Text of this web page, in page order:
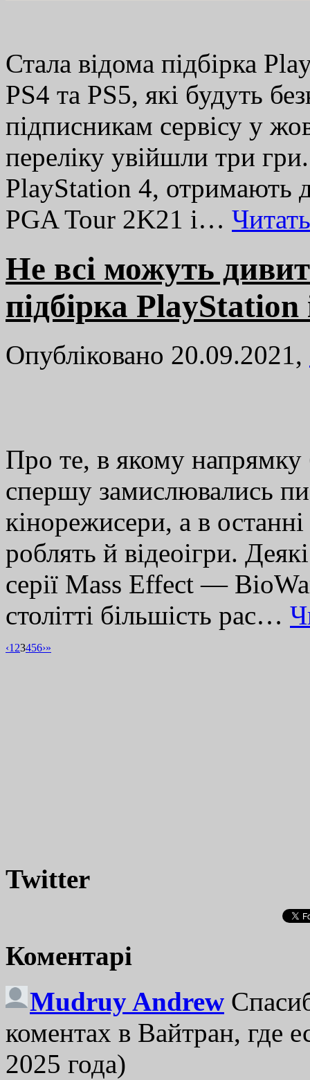
Стала відома підбірка
PS4 та PS5, які будуть
підписникам сервісу у
переліку увійшли три
PlayStation 4, отримають
PGA Tour 2K21 і…
Не всі можуть
підбірка
Опубліковано 20.09.2021,
Про те, в якому напрямку
спершу замислювались
кінорежисери, а в
роблять й відеоігри.
серії Mass Effect —
столітті більшість рас…
‹1 23456›»
Twitter
Коментарі
Mudruy Andrew
коментах в Вайтран, где
2025 года)